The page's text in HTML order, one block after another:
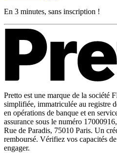
En 3 minutes, sans inscription !
Pretto est une marque de la société
simplifiée, immatriculée au registre
en opérations de banque et en
assurance sous le numéro
Rue de Paradis, 75010 Paris. Un
remboursé. Vérifiez vos capacités
engager.